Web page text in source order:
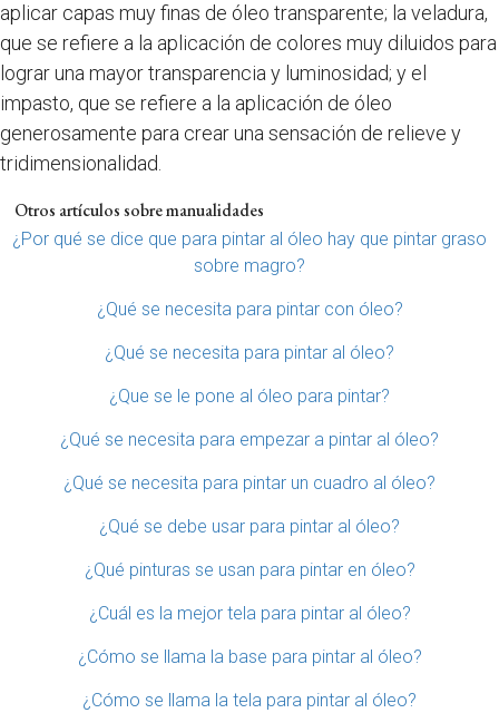
aplicar capas muy finas de óleo transparente; la veladura,
que se refiere a la aplicación de colores muy diluidos para
lograr una mayor transparencia y luminosidad; y el
impasto, que se refiere a la aplicación de óleo
generosamente para crear una sensación de relieve y
tridimensionalidad.
Otros artículos sobre manualidades
¿Por qué se dice que para pintar al óleo hay que pintar graso
sobre magro?
¿Qué se necesita para pintar con óleo?
¿Qué se necesita para pintar al óleo?
¿Que se le pone al óleo para pintar?
¿Qué se necesita para empezar a pintar al óleo?
¿Qué se necesita para pintar un cuadro al óleo?
¿Qué se debe usar para pintar al óleo?
¿Qué pinturas se usan para pintar en óleo?
¿Cuál es la mejor tela para pintar al óleo?
¿Cómo se llama la base para pintar al óleo?
¿Cómo se llama la tela para pintar al óleo?